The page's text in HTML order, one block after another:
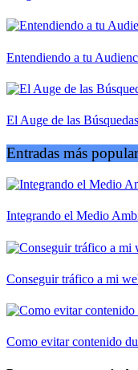
Entendiendo a tu
El Auge de las
Entradas más
Integrando el Medio
Conseguir tráfico a mi
Como evitar contenido